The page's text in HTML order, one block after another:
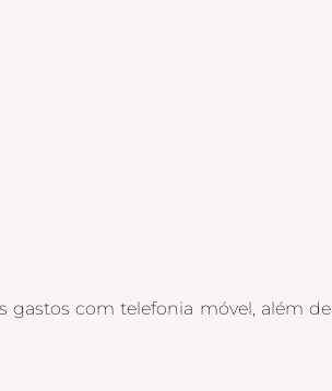
gastos com telefonia móvel, além de